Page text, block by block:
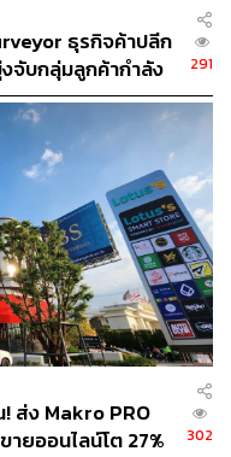
โตไปด้วยกันอย่างยั่งยืน
คร สาขาเชียงใหม่ ซุป
จุดเด่นของสินค้าและ
ประสบการณ์ที่ดียิ่งขึ้น
ดรูปแบบใหม่ที่ใหญ่
ค้าอุปโภคบริโภคกว่า
ม่ให้กับสินค้ากลุ่มเบเก
ลุ่มสินค้าอุปโภค (Non-
นรุ่นใหม่ พร้อมปรับรูป
กทรอนิกส์ (ESL) ช่วย
ช้บริการ และเข้าถึง
านสื่อดิจิทัลภายใน
ธุรกิจค้าปลีก
งจับกลุ่มลูกค้ากำลัง
291
! ส่ง Makro PRO
ยออนไลน์โต 27%
302